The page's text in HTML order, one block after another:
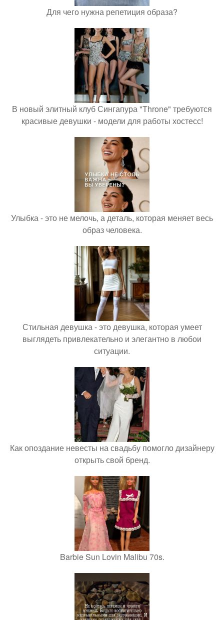
Для чего нужна репетиция образа?
В новый элитный клуб Сингапура "Throne" требуются
красивые девушки - модели для работы хостесс!
Улыбка - это не мелочь, а деталь, которая меняет весь
образ человека.
Стильная девушка - это девушка, которая умеет
выглядеть привлекательно и элегантно в любои
ситуации.
Как опоздание невесты на свадьбу помогло дизайнеру
открыть свой бренд.
Barbie Sun Lovin Malibu 70s.